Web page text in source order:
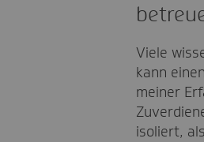
Viele
kann
meiner
isoliert,